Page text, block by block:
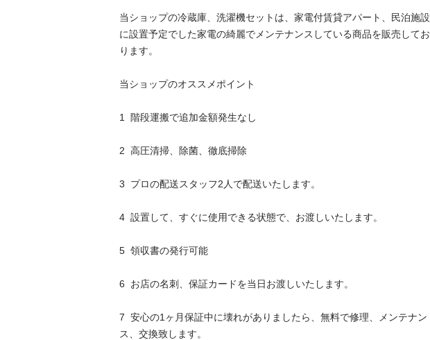
当ショップの冷蔵庫、洗濯機セットは、家電付賃貸アパート、民泊施設
に設置予定でした家電の綺麗でメンテナンスしている商品を販売してお
ります。
当ショップのオススメポイント
1  階段運搬で追加金額発生なし
2  高圧清掃、除菌、徹底掃除
3  プロの配送スタッフ2人で配送いたします。
4  設置して、すぐに使用できる状態で、お渡しいたします。
5  領収書の発行可能
6  お店の名刺、保証カードを当日お渡しいたします。
7  安心の1ヶ月保証中に壊れがありましたら、無料で修理、メンテナン
ス、交換致します。